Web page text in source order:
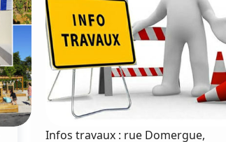
Sousa
à
Mèze
Infos travaux : rue Domergue,